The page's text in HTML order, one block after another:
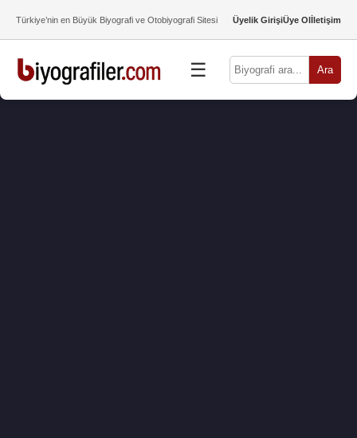
Türkiye’nin en Büyük Biyografi ve Otobiyografi Sitesi Üyelik GirişiÜye Olİletişim
☰ Ara